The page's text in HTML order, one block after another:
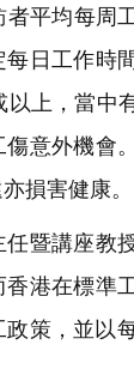
平均每周
日工作時
以上，當中
意外機會
損害健康。
暨講座教
港在標準
策，並以